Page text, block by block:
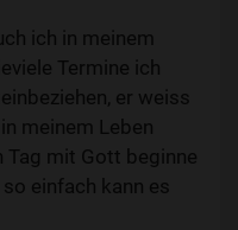
ich in meinem
Termine ich
er weiss
meinem Leben
Tag mit Gott beginne
einfach kann es